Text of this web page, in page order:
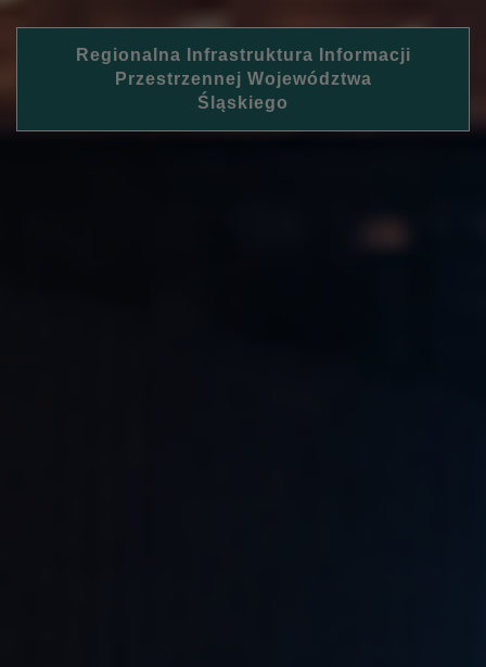
Regionalna Infrastruktura Informacji
Przestrzennej Województwa
Śląskiego